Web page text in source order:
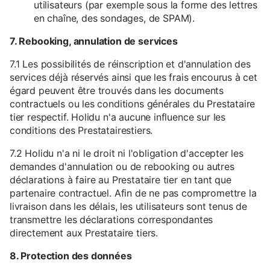
utilisateurs (par exemple sous la forme des lettres
en chaîne, des sondages, de SPAM).
7. Rebooking, annulation de services
7.1 Les possibilités de réinscription et d'annulation des
services déjà réservés ainsi que les frais encourus à cet
égard peuvent être trouvés dans les documents
contractuels ou les conditions générales du Prestataire
tier respectif. Holidu n'a aucune influence sur les
conditions des Prestatairestiers.
7.2 Holidu n'a ni le droit ni l'obligation d'accepter les
demandes d'annulation ou de rebooking ou autres
déclarations à faire au Prestataire tier en tant que
partenaire contractuel. Afin de ne pas compromettre la
livraison dans les délais, les utilisateurs sont tenus de
transmettre les déclarations correspondantes
directement aux Prestataire tiers.
8. Protection des données